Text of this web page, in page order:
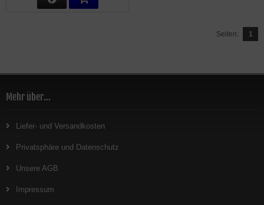
Seiten: 1
Mehr über...
Liefer- und Versandkosten
Privatsphäre und Datenschutz
Unsere AGB
Impressum